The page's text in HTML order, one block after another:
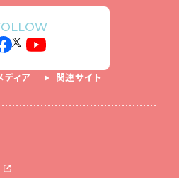
ディア 関連サイト